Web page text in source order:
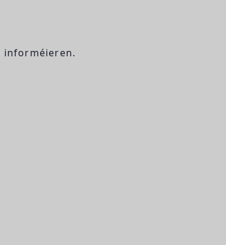
informéieren.